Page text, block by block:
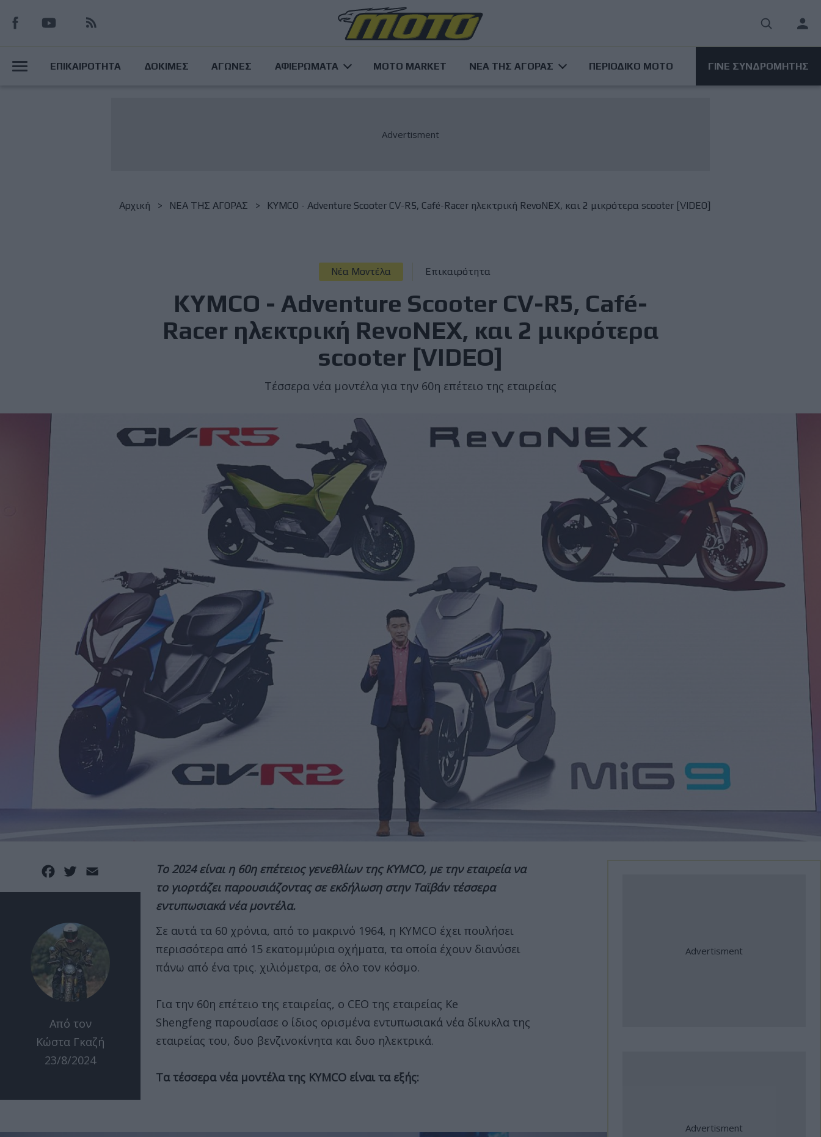
προς
κυρίως
User
MainΕΠΙΚΑΙΡΟΤΗΤΑ ΔΟΚΙΜΕΣ ΑΓΩΝΕΣ ΑΦΙΕΡΩΜΑΤΑ MOTO MARKET ΝΕΑ ΤΗΣ ΑΓΟΡΑΣ ΠΕΡΙΟΔΙΚΟ ΜΟΤΟ ΓΙΝΕ ΣΥΝΔΡΟΜΗΤΗΣ
Breadcrumb
Αρχική NΕΑ ΤΗΣ ΑΓΟΡΑΣ KYMCO - Adventure Scooter CV-R5, Café-Racer ηλεκτρική RevoNEX, και 2 μικρότερα scooter [VIDEO]
Νέα Μοντέλα Επικαιρότητα
KYMCO - Adventure Scooter CV-R5, Café-
Racer ηλεκτρική RevoNEX, και 2 μικρότερα
scooter [VIDEO]
Τέσσερα νέα μοντέλα για την 60η επέτειο της εταιρείας
Facebook
Twitter
Από τον
Κώστα Γκαζή
23/8/2024
Το 2024 είναι η 60η επέτειος γενεθλίων της KYMCO, με την εταιρεία να
το γιορτάζει παρουσιάζοντας σε εκδήλωση στην Ταϊβάν τέσσερα
εντυπωσιακά νέα μοντέλα.
Σε αυτά τα 60 χρόνια, από το μακρινό 1964, η KYMCO έχει πουλήσει
περισσότερα από 15 εκατομμύρια οχήματα, τα οποία έχουν διανύσει
πάνω από ένα τρις. χιλιόμετρα, σε όλο τον κόσμο.
Για την 60η επέτειο της εταιρείας, ο CEO της εταιρείας Ke
Shengfeng παρουσίασε ο ίδιος ορισμένα εντυπωσιακά νέα δίκυκλα της
εταιρείας του, δυο βενζινοκίνητα και δυο ηλεκτρικά.
Τα τέσσερα νέα μοντέλα της KYMCO είναι τα εξής: